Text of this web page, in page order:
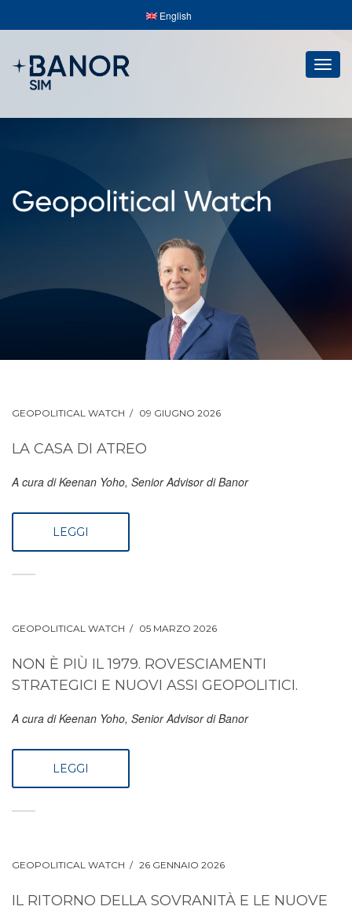
English
GEOPOLITICAL WATCH 09 GIUGNO 2026
LA CASA DI ATREO
A cura di Keenan Yoho, Senior Advisor di Banor
LEGGI
GEOPOLITICAL WATCH 05 MARZO 2026
NON È PIÙ IL 1979. ROVESCIAMENTI
STRATEGICI E NUOVI ASSI GEOPOLITICI.
A cura di Keenan Yoho, Senior Advisor di Banor
LEGGI
GEOPOLITICAL WATCH 26 GENNAIO 2026
IL RITORNO DELLA SOVRANITÀ E LE NUOVE